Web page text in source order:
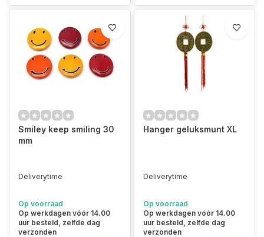
Smiley keep smiling 30
mm
Deliverytime
Op voorraad
Op werkdagen vóór 14.00
uur besteld, zelfde dag
verzonden
Hanger geluksmunt XL
Deliverytime
Op voorraad
Op werkdagen vóór 14.00
uur besteld, zelfde dag
verzonden